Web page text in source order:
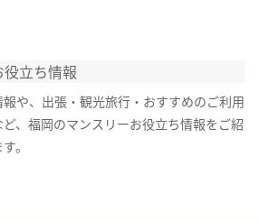
立ち情報
や、出張・観光旅行・おすすめのご利用
、福岡のマンスリーお役立ち情報をご紹
。